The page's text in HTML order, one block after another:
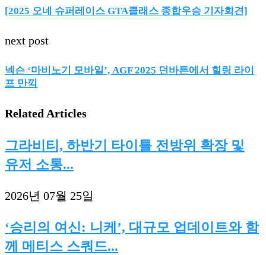
[2025 오네 슈퍼레이스 GTA클래스 종합우승 기자회견]
next post
넥슨 ‘마비노기 모바일’, AGF 2025 던바튼에서 힐링 라이
프 만끽
Related Articles
그라비티, 하반기 타이틀 전방위 확장 및
유저 소통...
2026년 07월 25일
‘승리의 여신: 니케’, 대규모 업데이트와 함
께 메티스 스쿼드...